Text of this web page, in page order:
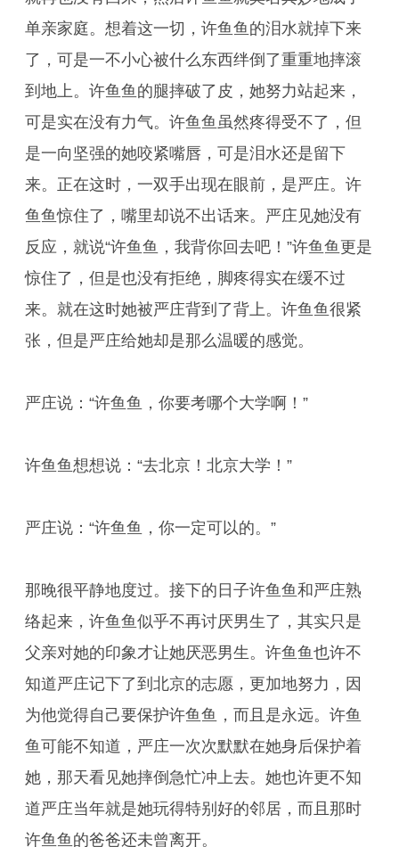
单亲家庭。想着这一切，许鱼鱼的泪水就掉下来
了，可是一不小心被什么东西绊倒了重重地摔滚
到地上。许鱼鱼的腿摔破了皮，她努力站起来，
可是实在没有力气。许鱼鱼虽然疼得受不了，但
是一向坚强的她咬紧嘴唇，可是泪水还是留下
来。正在这时，一双手出现在眼前，是严庄。许
鱼鱼惊住了，嘴里却说不出话来。严庄见她没有
反应，就说“许鱼鱼，我背你回去吧！”许鱼鱼更是
惊住了，但是也没有拒绝，脚疼得实在缓不过
来。就在这时她被严庄背到了背上。许鱼鱼很紧
张，但是严庄给她却是那么温暖的感觉。
严庄说：“许鱼鱼，你要考哪个大学啊！”
许鱼鱼想想说：“去北京！北京大学！”
严庄说：“许鱼鱼，你一定可以的。”
那晚很平静地度过。接下的日子许鱼鱼和严庄熟
络起来，许鱼鱼似乎不再讨厌男生了，其实只是
父亲对她的印象才让她厌恶男生。许鱼鱼也许不
知道严庄记下了到北京的志愿，更加地努力，因
为他觉得自己要保护许鱼鱼，而且是永远。许鱼
鱼可能不知道，严庄一次次默默在她身后保护着
她，那天看见她摔倒急忙冲上去。她也许更不知
道严庄当年就是她玩得特别好的邻居，而且那时
许鱼鱼的爸爸还未曾离开。